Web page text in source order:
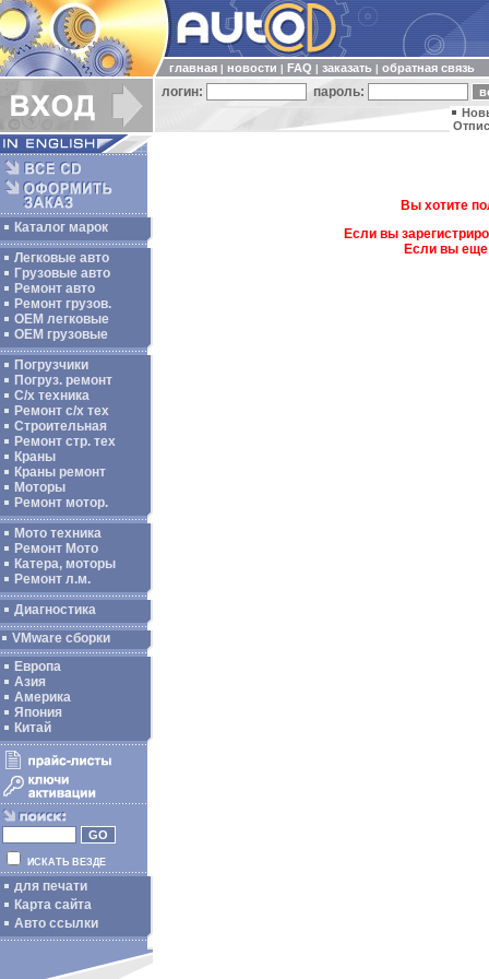
главная новости FAQ заказать обратная связь
логин: пароль:
Каталог марок
Легковые авто
Грузовые авто
Ремонт авто
Ремонт грузов.
ОЕМ легковые
OEM грузовые
Погрузчики
Погруз. ремонт
С/х техника
Ремонт с/х тех
Строительная
Ремонт стр. тех
Краны
Краны ремонт
Моторы
Ремонт мотор.
Мото техника
Ремонт Мото
Катера, моторы
Ремонт л.м.
Диагностика
VMware сборки
Европа
Азия
Америка
Япония
Китай
ИСКАТЬ ВЕЗДЕ
для печати
Карта сайта
Авто ссылки
Вы хотите
Если вы
Если вы еще